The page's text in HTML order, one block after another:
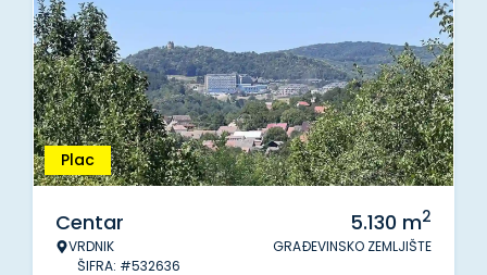
Plac
Centar
VRDNIK
ŠIFRA: #532636
5.130 m2
GRAĐEVINSKO ZEMLJIŠTE